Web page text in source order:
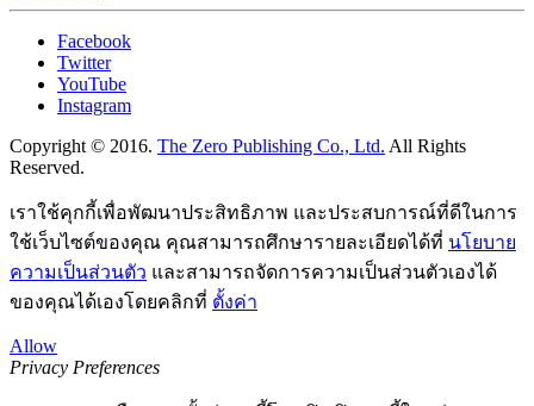
Facebook
Twitter
YouTube
Instagram
Copyright © 2016. The Zero Publishing Co., Ltd. All Rights
Reserved.
เราใช้คุกกี้เพื่อพัฒนาประสิทธิภาพ และประสบการณ์ที่ดีในการ
ใช้เว็บไซต์ของคุณ คุณสามารถศึกษารายละเอียดได้ที่ นโยบาย
ความเป็นส่วนตัว และสามารถจัดการความเป็นส่วนตัวเองได้
ของคุณได้เองโดยคลิกที่ ตั้งค่า
Allow
Privacy Preferences